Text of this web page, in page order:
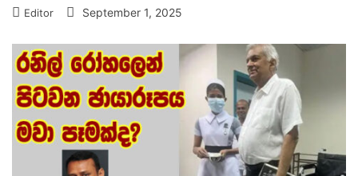
Editor September 1, 2025